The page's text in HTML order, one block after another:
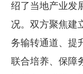
绍了当地产业发
况。双方聚焦建
务输转通道、提
联合培养、保障